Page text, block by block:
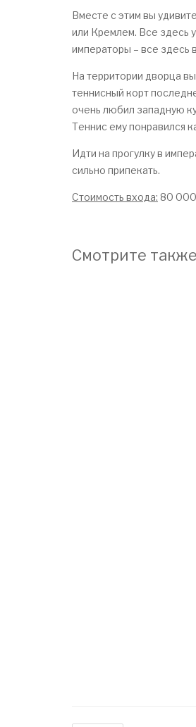
Вместе с этим вы
или Кремлем. Все здесь
императоры – все здесь
На территории дворца
теннисный корт
очень любил западную
Теннис ему понравился
Идти на прогулку в
сильно припекать.
Стоимость входа: 80
Смотрите также